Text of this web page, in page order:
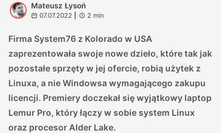
M
Mateusz Łysoń
07.07.2022 2 min
Firma System76 z Kolorado w USA
zaprezentowała swoje nowe dzieło, które tak jak
pozostałe sprzęty w jej ofercie, robią użytek z
Linuxa, a nie Windowsa wymagającego zakupu
licencji. Premiery doczekał się wyjątkowy laptop
Lemur Pro, który łączy w sobie system Linux
oraz procesor Alder Lake.